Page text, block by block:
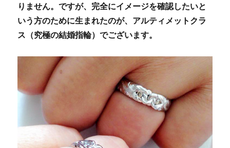
りません。ですが、完全にイメージを確認したいと
いう方のために生まれたのが、アルティメットクラ
ス（究極の結婚指輪）でございます。